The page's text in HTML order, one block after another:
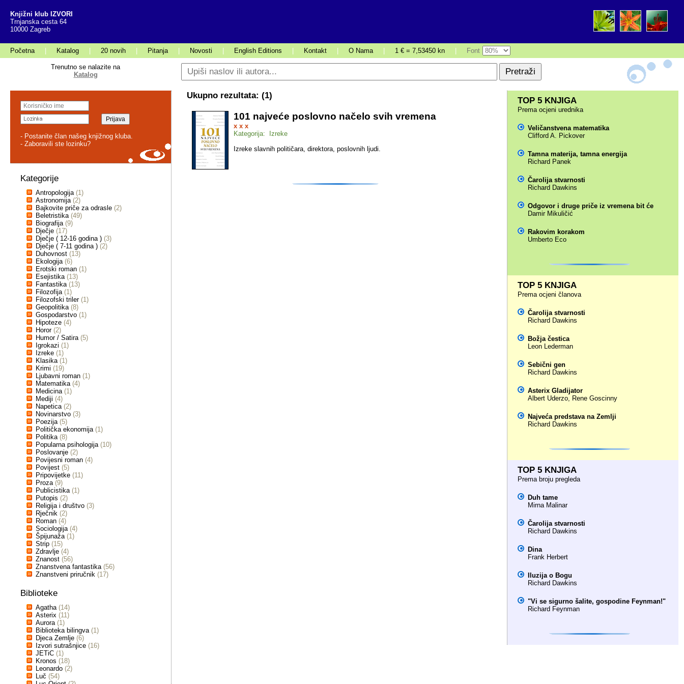
Knjižni klub IZVORI
Trnjanska cesta 64
10000 Zagreb
Početna Katalog 20 novih Pitanja Novosti English Editions Kontakt O Nama 1 € = 7,53450 kn Font
Trenutno se nalazite na
Katalog
- Postanite član našeg knjižnog kluba.
- Zaboravili ste lozinku?
Kategorije
Antropologija (1)
Astronomija (2)
Bajkovite priče za odrasle (2)
Beletristika (49)
Biografija (9)
Dječje (17)
Dječje ( 12-16 godina ) (3)
Dječje ( 7-11 godina ) (2)
Duhovnost (13)
Ekologija (6)
Erotski roman (1)
Esejistika (13)
Fantastika (13)
Filozofija (1)
Filozofski triler (1)
Geopolitika (8)
Gospodarstvo (1)
Hipoteze (4)
Horor (2)
Humor / Satira (5)
Igrokazi (1)
Izreke (1)
Klasika (1)
Krimi (19)
Ljubavni roman (1)
Matematika (4)
Medicina (1)
Mediji (4)
Napetica (2)
Novinarstvo (3)
Poezija (5)
Politička ekonomija (1)
Politika (8)
Popularna psihologija (10)
Poslovanje (2)
Povijesni roman (4)
Povijest (5)
Pripovijetke (11)
Proza (9)
Publicistika (1)
Putopis (2)
Religija i društvo (3)
Rječnik (2)
Roman (4)
Sociologija (4)
Špijunaža (1)
Strip (15)
Zdravlje (4)
Znanost (56)
Znanstvena fantastika (56)
Znanstveni priručnik (17)
Biblioteke
Agatha (14)
Asterix (11)
Aurora (1)
Biblioteka bilingva (1)
Djeca Zemlje (6)
Izvori sutrašnjice (16)
JETiC (1)
Kronos (18)
Leonardo (2)
Luč (54)
Ukupno rezultata: (1)
101 najveće poslovno načelo svih vremena
x x x
Kategorija: Izreke
Izreke slavnih političara, direktora, poslovnih ljudi.
TOP 5 KNJIGA
Prema ocjeni urednika
Veličanstvena matematika
Clifford A. Pickover
Tamna materija, tamna energija
Richard Panek
Čarolija stvarnosti
Richard Dawkins
Odgovor i druge priče iz vremena bit će
Damir Mikuličić
Rakovim korakom
Umberto Eco
TOP 5 KNJIGA
Prema ocjeni članova
Čarolija stvarnosti
Richard Dawkins
Božja čestica
Leon Lederman
Sebični gen
Richard Dawkins
Asterix Gladijator
Albert Uderzo, Rene Goscinny
Najveća predstava na Zemlji
Richard Dawkins
TOP 5 KNJIGA
Prema broju pregleda
Duh tame
Mirna Malinar
Čarolija stvarnosti
Richard Dawkins
Dina
Frank Herbert
Iluzija o Bogu
Richard Dawkins
"Vi se sigurno šalite, gospodine Feynman!"
Richard Feynman